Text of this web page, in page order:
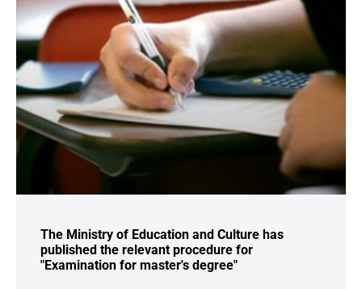
The Ministry of Education and Culture has
published the relevant procedure for
"Examination for master's degree"